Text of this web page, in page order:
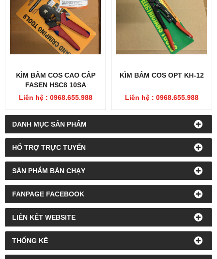
DANH MỤC SẢN PHẨM
HỔ TRỢ TRỰC TUYẾN
SẢN PHẨM BÁN CHẠY
FANPAGE FACEBOOK
LIÊN KẾT WEBSITE
THỐNG KÊ
KÌM BẤM COS CAO CẤP
FASEN HSC8 10SA
Liên hệ : 0968.655.988
KÌM BẤM COS OPT KH-12
Liên hệ : 0968.655.988